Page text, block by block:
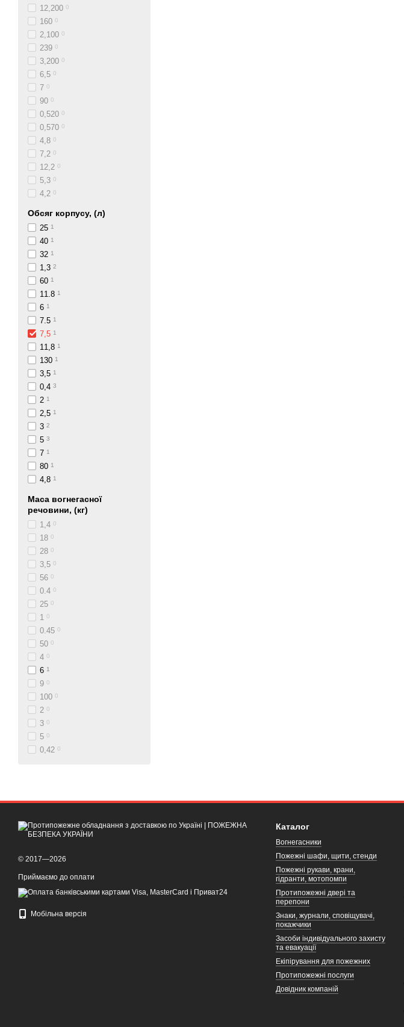
12,200 0
160 0
2,100 0
239 0
3,200 0
6,5 0
7 0
90 0
0,520 0
0,570 0
4,8 0
7,2 0
12,2 0
5,3 0
4,2 0
Обсяг корпусу, (л)
25 1
40 1
32 1
1,3 2
60 1
11.8 1
6 1
7.5 1
7,5 1
11,8 1
130 1
3,5 1
0,4 3
2 1
2,5 1
3 2
5 3
7 1
80 1
4,8 1
Маса вогнегасної
речовини, (кг)
1,4 0
18 0
28 0
3,5 0
56 0
0.4 0
25 0
1 0
0.45 0
50 0
4 0
6 1
9 0
100 0
2 0
3 0
5 0
0,42 0
© 2017—2026
Приймаємо до оплати
Мобільна версія
Каталог
Вогнегасники
Пожежні шафи, щити, стенди
Пожежні рукави, крани,
гідранти, мотопомпи
Протипожежні двері та
перепони
Знаки, журнали, сповіщувачі,
покажчики
Засоби індивідуального захисту
та евакуації
Екіпірування для пожежних
Протипожежні послуги
Довідник компаній